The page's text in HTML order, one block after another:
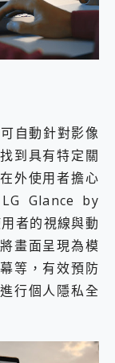
自動針對影像
到具有特定關
外使用者擔心
Glance by
者的視線與動
畫面呈現為模
等，有效預防
行個人隱私全